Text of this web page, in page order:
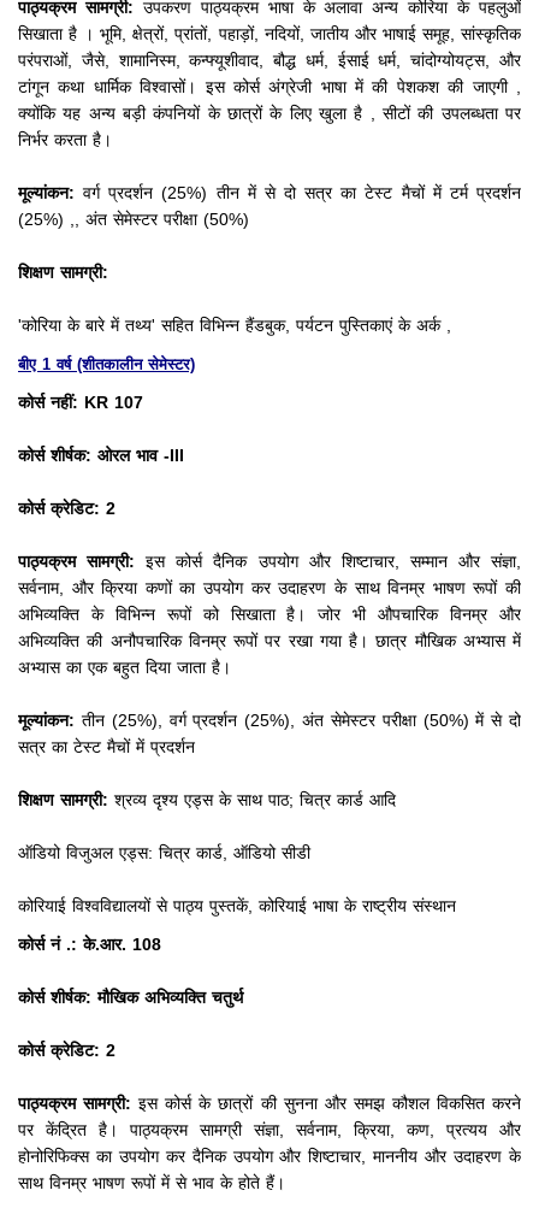
पाठ्यक्रम सामग्री: उपकरण पाठ्यक्रम भाषा के अलावा अन्य कोरिया के पहलुओं
सिखाता है
।भूमि, क्षेत्रों, प्रांतों, पहाड़ों, नदियों, जातीय और भाषाई समूह, सांस्कृतिक
परंपराओं, जैसे, शामानिस्म, कन्फ्यूशीवाद, बौद्ध धर्म, ईसाई धर्म, चांदोग्योयट्स, और
टांगून कथा धार्मिक विश्वासों। इस कोर्स अंग्रेजी भाषा में की पेशकश की जाएगी ,
क्योंकि यह अन्य बड़ी कंपनियों के छात्रों के लिए खुला है , सीटों की उपलब्धता पर
निर्भर करता है।
मूल्यांकन: वर्ग प्रदर्शन (25%) तीन में से दो सत्र का टेस्ट मैचों में टर्म प्रदर्शन
(25%) ,, अंत सेमेस्टर परीक्षा (50%)
शिक्षण सामग्री:
'कोरिया के बारे में तथ्य' सहित विभिन्न हैंडबुक, पर्यटन पुस्तिकाएं के अर्क ,
बीए 1 वर्ष (शीतकालीन सेमेस्टर)
कोर्स नहीं: KR 107
कोर्स शीर्षक: ओरल भाव -III
कोर्स क्रेडिट: 2
पाठ्यक्रम सामग्री: इस कोर्स दैनिक उपयोग और शिष्टाचार, सम्मान और संज्ञा,
सर्वनाम, और क्रिया कणों का उपयोग कर उदाहरण के साथ विनम्र भाषण रूपों की
अभिव्यक्ति के विभिन्न रूपों को सिखाता है।जोर भी औपचारिक विनम्र और
अभिव्यक्ति की अनौपचारिक विनम्र रूपों पर रखा गया है।छात्र मौखिक अभ्यास में
अभ्यास का एक बहुत दिया जाता है।
मूल्यांकन: तीन (25%), वर्ग प्रदर्शन (25%), अंत सेमेस्टर परीक्षा (50%) में से दो
सत्र का टेस्ट मैचों में प्रदर्शन
शिक्षण सामग्री: श्रव्य दृश्य एड्स के साथ पाठ; चित्र कार्ड आदि
ऑडियो विजुअल एड्स: चित्र कार्ड, ऑडियो सीडी
कोरियाई विश्वविद्यालयों से पाठ्य पुस्तकें, कोरियाई भाषा के राष्ट्रीय संस्थान
कोर्स नं .: के.आर. 108
कोर्स शीर्षक: मौखिक अभिव्यक्ति चतुर्थ
कोर्स क्रेडिट: 2
पाठ्यक्रम सामग्री: इस कोर्स के छात्रों की सुनना और समझ कौशल विकसित करने
पर केंद्रित है। पाठ्यक्रम सामग्री संज्ञा, सर्वनाम, क्रिया, कण, प्रत्यय और
होनोरिफिक्स का उपयोग कर दैनिक उपयोग और शिष्टाचार, माननीय और उदाहरण के
साथ विनम्र भाषण रूपों में से भाव के होते हैं।